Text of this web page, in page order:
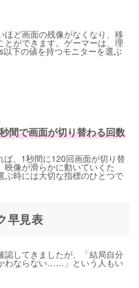
ど画面の残像がなくなり、移
とができます。ゲーマーは、理
下の値を持つモニターを選ぶ
間で画面が切り替わる回数
、1秒間に120回画面が切り替
像が滑らかに動いていくた
ぶ時には大切な指標のひとつで
早見表
認してきましたが、「結局自分
わならない……」という人もい